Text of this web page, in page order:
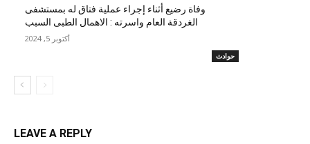
حوادث
وفاة رضيع أثناء إجراء عملية فتاق له بمستشفى
الغردقة العام واسرته : الاهمال الطبى السبب
أكتوبر 5, 2024
LEAVE A REPLY